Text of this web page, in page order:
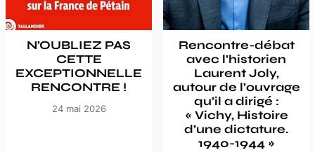
N’OUBLIEZ PAS
CETTE
EXCEPTIONNELLE
RENCONTRE !
24 mai 2026
Rencontre-débat
avec l’historien
Laurent Joly,
autour de l’ouvrage
qu’il a dirigé :
« Vichy, Histoire
d’une dictature.
1940-1944 »